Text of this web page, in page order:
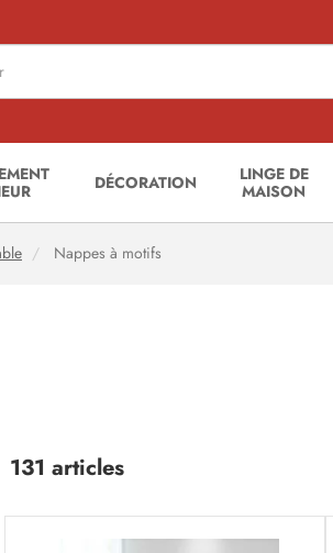
DÉCORATION
LINGE DE
MAISON
Nappes à motifs
131 articles